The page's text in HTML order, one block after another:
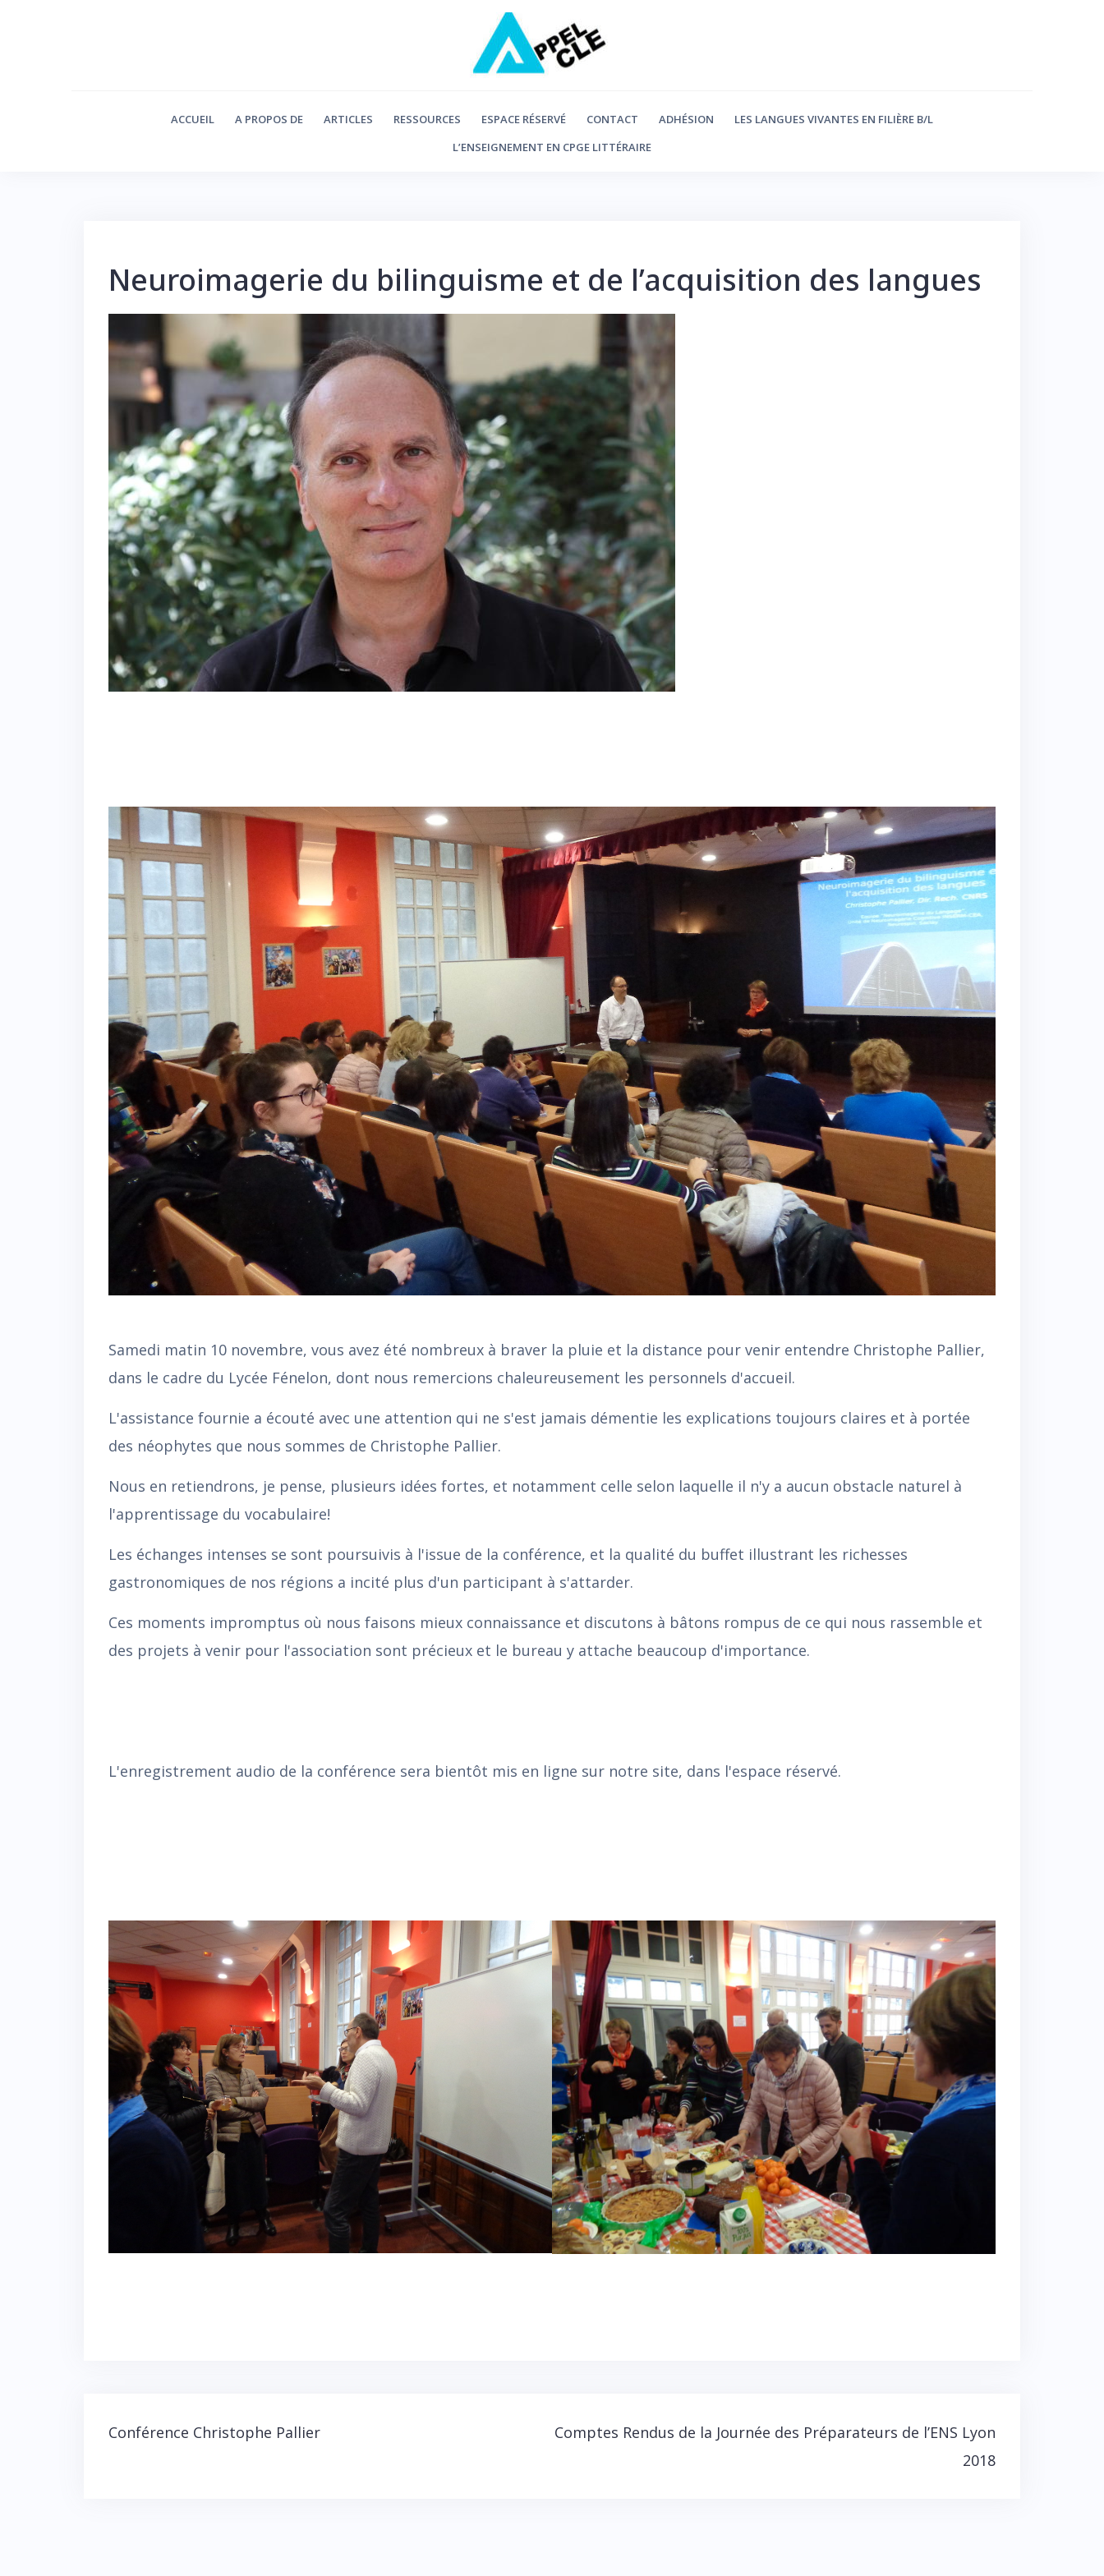
ACCUEIL A PROPOS DE ARTICLES RESSOURCES ESPACE RÉSERVÉ CONTACT ADHÉSION
LES LANGUES VIVANTES EN FILIÈRE B/L
L’ENSEIGNEMENT EN CPGE LITTÉRAIRE
Neuroimagerie du bilinguisme et de l’acquisition des langues
Samedi matin 10 novembre, vous avez été nombreux à braver la pluie et la distance pour venir entendre Christophe Pallier,
dans le cadre du Lycée Fénelon, dont nous remercions chaleureusement les personnels d'accueil.
L'assistance fournie a écouté avec une attention qui ne s'est jamais démentie les explications toujours claires et à portée
des néophytes que nous sommes de Christophe Pallier.
Nous en retiendrons, je pense, plusieurs idées fortes, et notamment celle selon laquelle il n'y a aucun obstacle naturel à
l'apprentissage du vocabulaire!
Les échanges intenses se sont poursuivis à l'issue de la conférence, et la qualité du buffet illustrant les richesses
gastronomiques de nos régions a incité plus d'un participant à s'attarder.
Ces moments impromptus où nous faisons mieux connaissance et discutons à bâtons rompus de ce qui nous rassemble et
des projets à venir pour l'association sont précieux et le bureau y attache beaucoup d'importance.
L'enregistrement audio de la conférence sera bientôt mis en ligne sur notre site, dans l'espace réservé.
Navigation
Conférence Christophe Pallier
Comptes Rendus de la Journée des Préparateurs de l’ENS Lyon
2018